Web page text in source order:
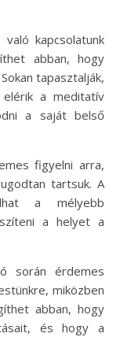
kapcsolatunk
abban, hogy
tapasztalják,
a meditatív
a saját belső
figyelni arra,
tartsuk. A
a mélyebb
a helyet a
során érdemes
miközben
abban, hogy
és hogy a